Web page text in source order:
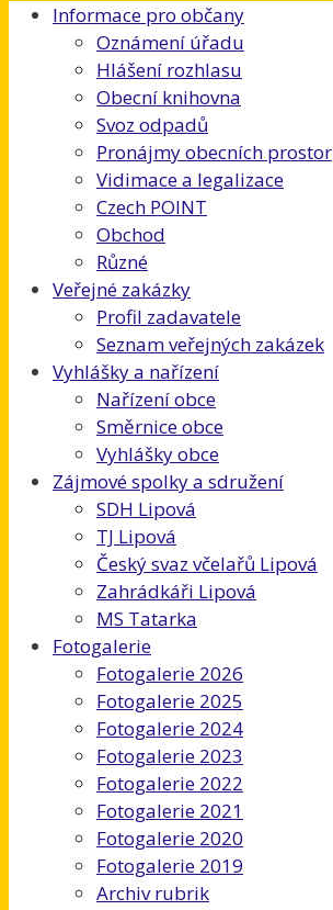
Informace pro občany
Oznámení úřadu
Hlášení rozhlasu
Obecní knihovna
Svoz odpadů
Pronájmy obecních prostor
Vidimace a legalizace
Czech POINT
Obchod
Různé
Veřejné zakázky
Profil zadavatele
Seznam veřejných zakázek
Vyhlášky a nařízení
Nařízení obce
Směrnice obce
Vyhlášky obce
Zájmové spolky a sdružení
SDH Lipová
TJ Lipová
Český svaz včelařů Lipová
Zahrádkáři Lipová
MS Tatarka
Fotogalerie
Fotogalerie 2026
Fotogalerie 2025
Fotogalerie 2024
Fotogalerie 2023
Fotogalerie 2022
Fotogalerie 2021
Fotogalerie 2020
Fotogalerie 2019
Archiv rubrik